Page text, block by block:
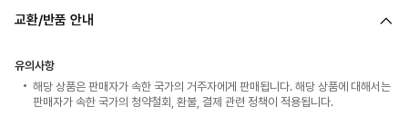
교환/반품 안내
유의사항
해당 상품은 판매자가 속한 국가의 거주자에게 판매됩니다. 해당 상품에 대해서는
판매자가 속한 국가의 청약철회, 환불, 결제 관련 정책이 적용됩니다.